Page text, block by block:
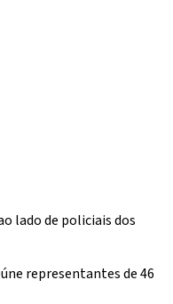
lado de policiais dos
representantes de 46